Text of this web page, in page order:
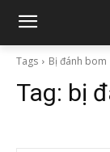
Tags Bị đánh bom
Tag: bị